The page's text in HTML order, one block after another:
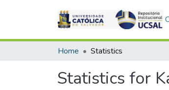
Home Statistics
Statistics for